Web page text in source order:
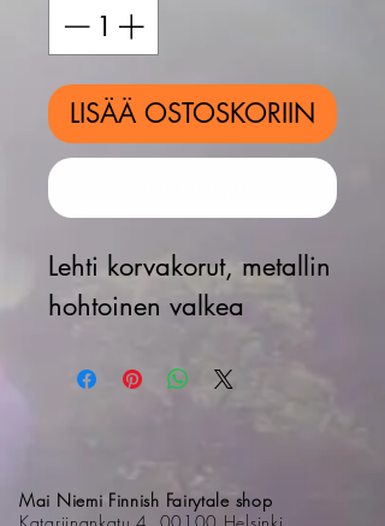
LISÄÄ OSTOSKORIIN
Lehti korvakorut, metallin
hohtoinen valkea
Mai Niemi Finnish Fairytale shop